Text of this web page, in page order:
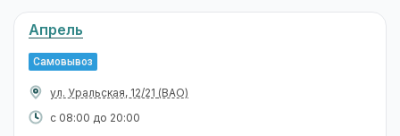
Апрель
Самовывоз
ул. Уральская, 12/21 (ВАО)
с 08:00 до 20:00